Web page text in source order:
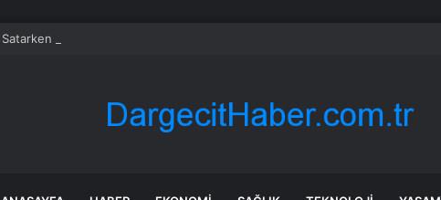
Satarken asla zarar ettirmeyen ikinci el araçlar